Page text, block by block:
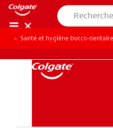
Santé et hygiène bucco-